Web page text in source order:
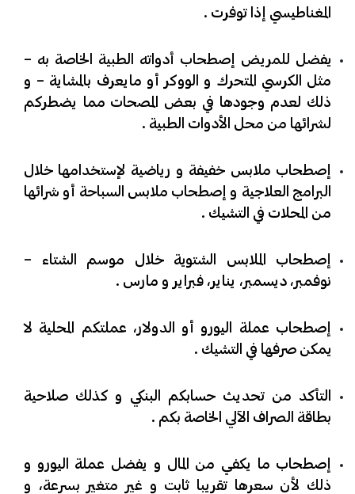
المغناطيسي إذا توفرت .
​يفضل للمريض إصطحاب أدواته الطبية الخاصة به –
مثل الكرسي المتحرك و الووكر أو مايعرف بالمشاية – و
ذلك لعدم وجودها في بعض المصحات مما يضطركم
لشرائها من محل الأدوات الطبية .
​إصطحاب ملابس خفيفة و رياضية لإستخدامها خلال
البرامج العلاجية و إصطحاب ملابس السباحة أو شرائها
من المحلات في التشيك .
​إصطحاب الملابس الشتوية خلال موسم الشتاء –
نوفمبر، ديسمبر، يناير، فبراير و مارس .
​إصطحاب عملة اليورو أو الدولار، عملتكم المحلية لا
يمكن صرفها في التشيك .
​التأكد من تحديث حسابكم البنكي و كذلك صلاحية
بطاقة الصراف الآلي الخاصة بكم .
​إصطحاب ما يكفي من المال و يفضل عملة اليورو و
ذلك لأن سعرها تقريبا ثابت و غير متغير بسرعة، و